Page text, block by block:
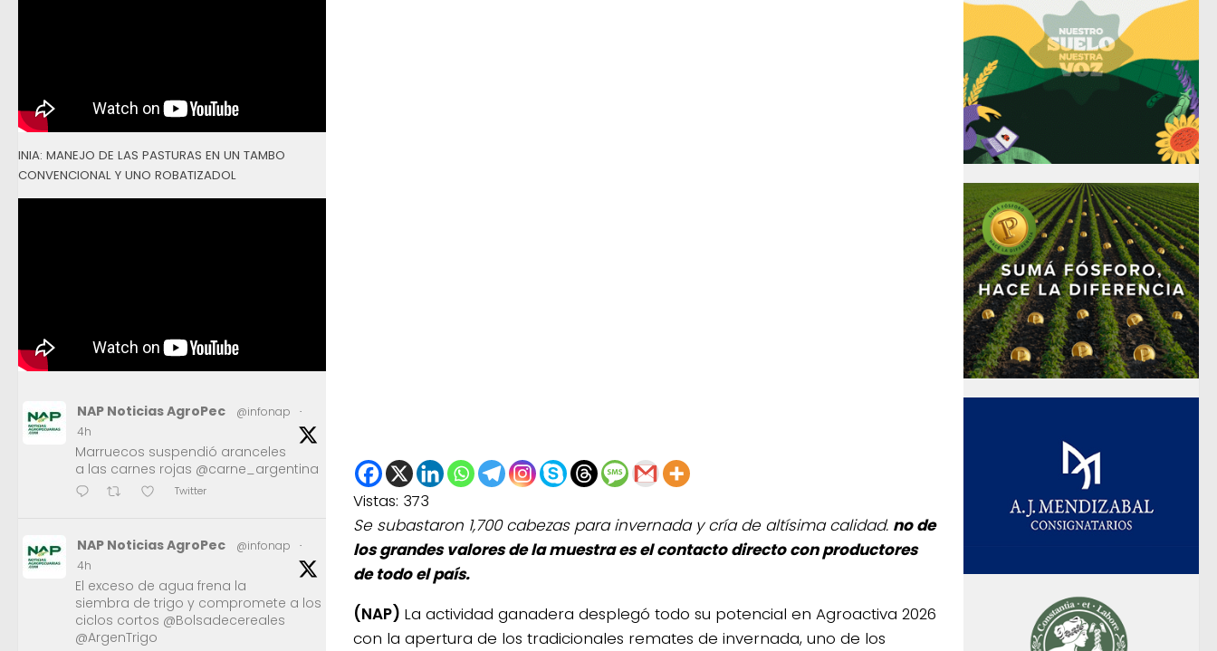
Vistas: 373
Se subastaron 1,700 cabezas para invernada y cría de altísima calidad. no de
los grandes valores de la muestra es el contacto directo con productores
de todo el país.
(NAP) La actividad ganadera desplegó todo su potencial en Agroactiva 2026
con la apertura de los tradicionales remates de invernada, uno de los
INIA: MANEJO DE LAS PASTURAS EN UN TAMBO
CONVENCIONAL Y UNO ROBATIZADOL
NAP Noticias AgroPec @infonap
·
4h
Marruecos suspendió aranceles
a las carnes rojas @carne_argentina
Twitter
NAP Noticias AgroPec @infonap
·
4h
El exceso de agua frena la
siembra de trigo y compromete a los
ciclos cortos @Bolsadecereales
@ArgenTrigo